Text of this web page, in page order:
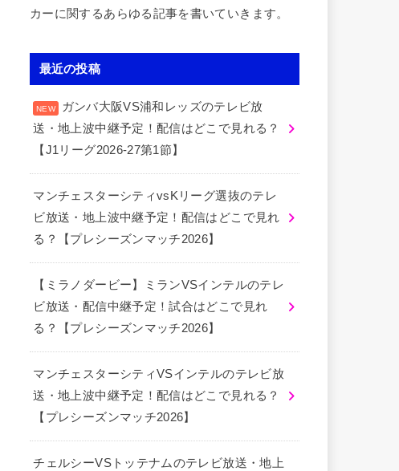
カーに関するあらゆる記事を書いていきます。
最近の投稿
ガンバ大阪VS浦和レッズのテレビ放
送・地上波中継予定！配信はどこで見れる？
【J1リーグ2026-27第1節】
マンチェスターシティvsKリーグ選抜のテレ
ビ放送・地上波中継予定！配信はどこで見れ
る？【プレシーズンマッチ2026】
【ミラノダービー】ミランVSインテルのテレ
ビ放送・配信中継予定！試合はどこで見れ
る？【プレシーズンマッチ2026】
マンチェスターシティVSインテルのテレビ放
送・地上波中継予定！配信はどこで見れる？
【プレシーズンマッチ2026】
チェルシーVSトッテナムのテレビ放送・地上